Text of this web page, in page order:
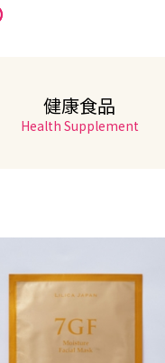
健康食品
Health Supplement